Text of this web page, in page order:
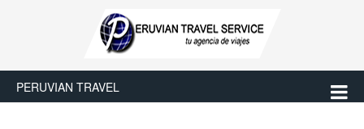
PERUVIAN TRAVEL